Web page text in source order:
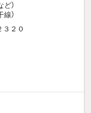
ど）
線）
２０